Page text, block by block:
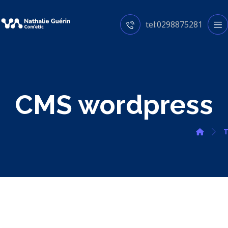
tel:0298875281
CMS wordpress